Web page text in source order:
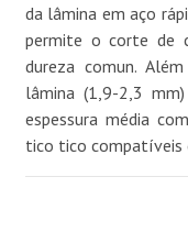
da lâmina em aço
permite o corte de
dureza comun.
lâmina (1,9-2,3
espessura média
tico tico compatíveis